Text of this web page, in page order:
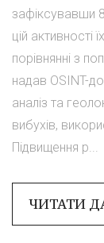
зафіксувавши
цій активності
порівнянні з
надав OSINT-
аналіз та
вибухів,
Підвищення р...
ЧИТАТИ